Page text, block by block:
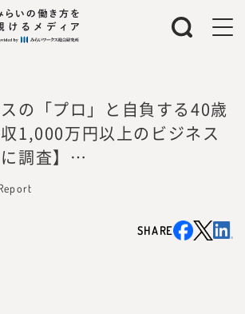
スの「プロ」と自負する40歳
1,000万円以上のビジネス
調査】
7割強が「ワークとライ
代では「能力・スキルの向
SHARE